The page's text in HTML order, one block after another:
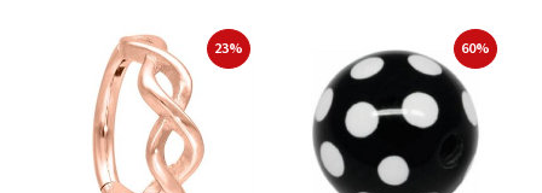
23% 60%